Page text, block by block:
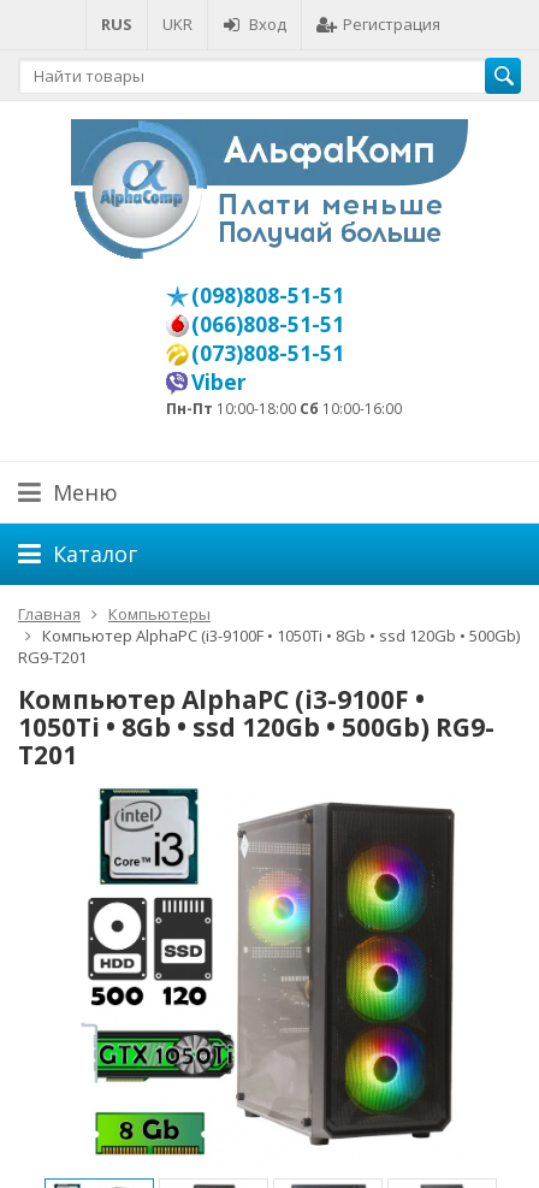
RUS UKR Вход Регистрация
(098)808-51-51
(066)808-51-51
(073)808-51-51
Viber
Пн-Пт 10:00-18:00 Сб 10:00-16:00
Меню
Каталог
Главная
Компьютеры
Компьютер AlphaPC (i3-9100F • 1050Ti • 8Gb • ssd 120Gb • 500Gb)
RG9-T201
Компьютер AlphaPC (i3-9100F •
1050Ti • 8Gb • ssd 120Gb • 500Gb) RG9-
T201